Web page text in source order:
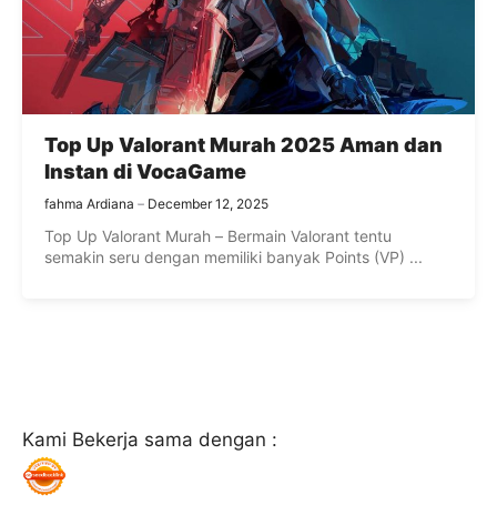
Top Up Valorant Murah 2025 Aman dan
Instan di VocaGame
fahma Ardiana December 12, 2025
Top Up Valorant Murah – Bermain Valorant tentu
semakin seru dengan memiliki banyak Points (VP) ...
Kami Bekerja sama dengan :